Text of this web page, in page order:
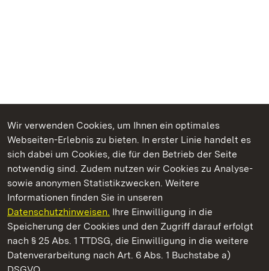
Wir verwenden Cookies, um Ihnen ein optimales
Webseiten-Erlebnis zu bieten. In erster Linie handelt es
sich dabei um Cookies, die für den Betrieb der Seite
notwendig sind. Zudem nutzen wir Cookies zu Analyse-
sowie anonymen Statistikzwecken. Weitere
Informationen finden Sie in unseren
Datenschutzhinweisen. Ihre Einwilligung in die
Speicherung der Cookies und den Zugriff darauf erfolgt
nach § 25 Abs. 1 TTDSG, die Einwilligung in die weitere
Datenverarbeitung nach Art. 6 Abs. 1 Buchstabe a)
Kommen. Staunen. Genießen.
Residenzschloss Rastatt
Staatliche Schlösser und Gärten Baden-Württemberg